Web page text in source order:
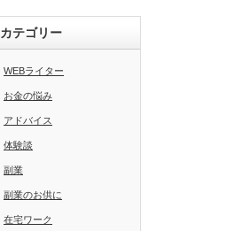
カテゴリー
WEBライター
お金の悩み
アドバイス
体験談
副業
副業のお供に
在宅ワーク